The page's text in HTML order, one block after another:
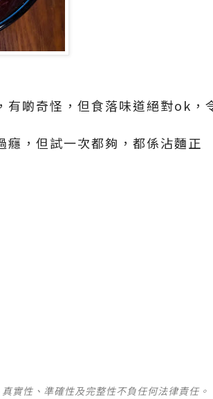
有啲奇怪，但食落味道絕對ok，
，但試一次都夠，都係沾麵正
實性、準確性及完整性不負任何法律責任。